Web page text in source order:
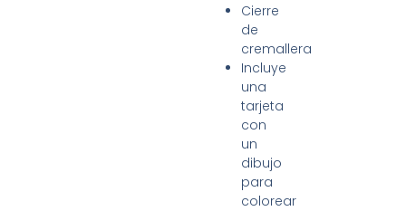
Cierre
de
cremallera
Incluye
una
tarjeta
con
un
dibujo
para
colorear